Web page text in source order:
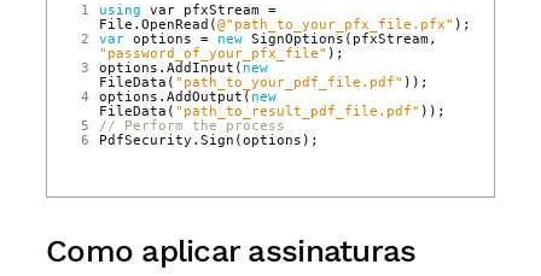
1 using var pfxStream
=
File .OpenRead (@"path_to_your_pfx_file.pfx" );
2
var options = new SignOptions ( pfxStream ,
"password_of_your_pfx_file" );
3
options .AddInput ( new
FileData ( "path_to_your_pdf_file.pdf" ));
4
options .AddOutput ( new
FileData ( "path_to_result_pdf_file.pdf" ));
5
// Perform the process
6
PdfSecurity .Sign (options );
Como aplicar assinaturas